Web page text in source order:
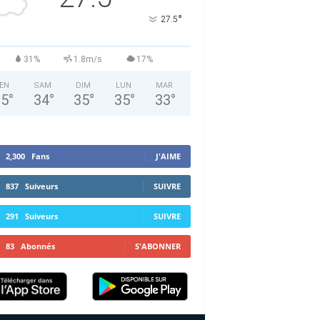
27.5°
31% 1.8m/s 17%
°
SAM
34°
DIM
35°
LUN
35°
MAR
33°
2,300 Fans J'AIME
837 Suiveurs SUIVRE
291 Suiveurs SUIVRE
83 Abonnés S'ABONNER